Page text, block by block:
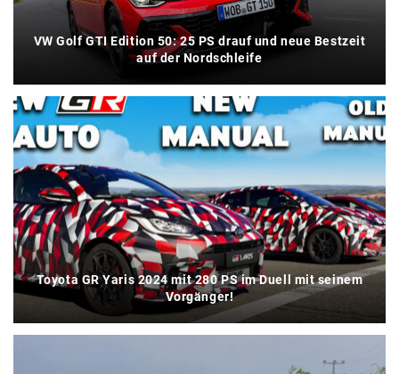
VW Golf GTI Edition 50: 25 PS drauf und neue Bestzeit
auf der Nordschleife
Toyota GR Yaris 2024 mit 280 PS im Duell mit seinem
Vorgänger!